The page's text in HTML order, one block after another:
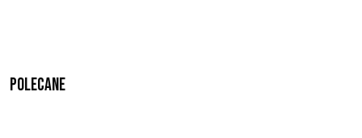
Polecane